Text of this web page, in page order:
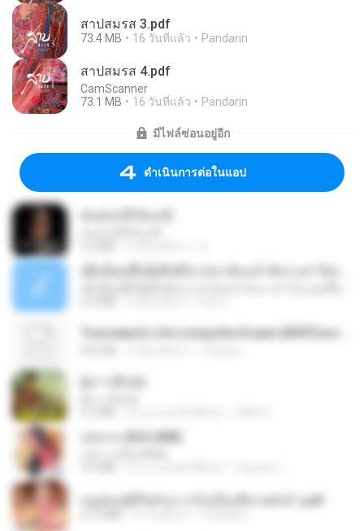
สาปสมรส 3.pdf
73.4 MB 16 วันที่แล้ว Pandarin
สาปสมรส 4.pdf
CamScanner
73.1 MB
16 วันที่แล้ว Pandarin
มีไฟล์ซ่อนอยู่อีก
ดำเนินการต่อในแอป
กุหลาบ (KULARB)
หนูน้อยสู้ชีวิตกับภารกิจเลี้ยงพี่ชายทั้งห้า.pdf